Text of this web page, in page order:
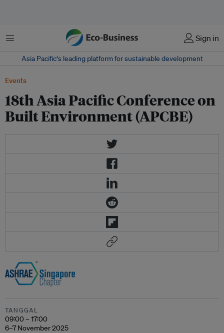
Menu Sign in
Asia Pacific‘s leading platform for sustainable development
Events
18th Asia Pacific Conference on
Built Environment (APCBE)
TANGGAL
09:00 – 17:00
6–7 November 2025